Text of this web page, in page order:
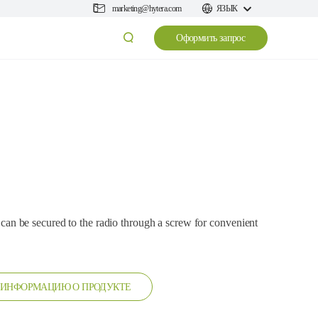
marketing@hytera.com ЯЗЫК
Оформить запрос
be secured to the radio through a screw for convenient
ИНФОРМАЦИЮ О ПРОДУКТЕ